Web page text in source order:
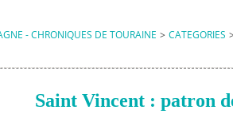
- CHRONIQUES DE TOURAINE > CATEGORIES >
Saint Vincent : patron